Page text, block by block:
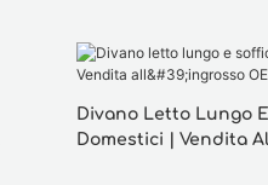
Divano Letto Lungo
Domestici | Vendita